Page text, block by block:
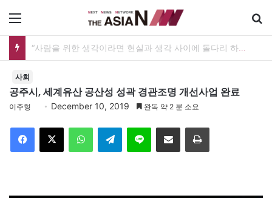
[출판] 표현의 자유는 어디까지 허용되는가…김재형 전 대법관 ‘언론과 인격권’
사회
공주시, 세계유산 공산성 성곽 경관조명 개선사업 완료
이주형 December 10, 2019 완독 약 2 분 소요
Telegram 이메일